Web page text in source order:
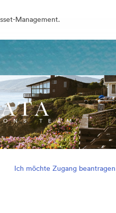
Management.
Ich möchte Zugang beantragen